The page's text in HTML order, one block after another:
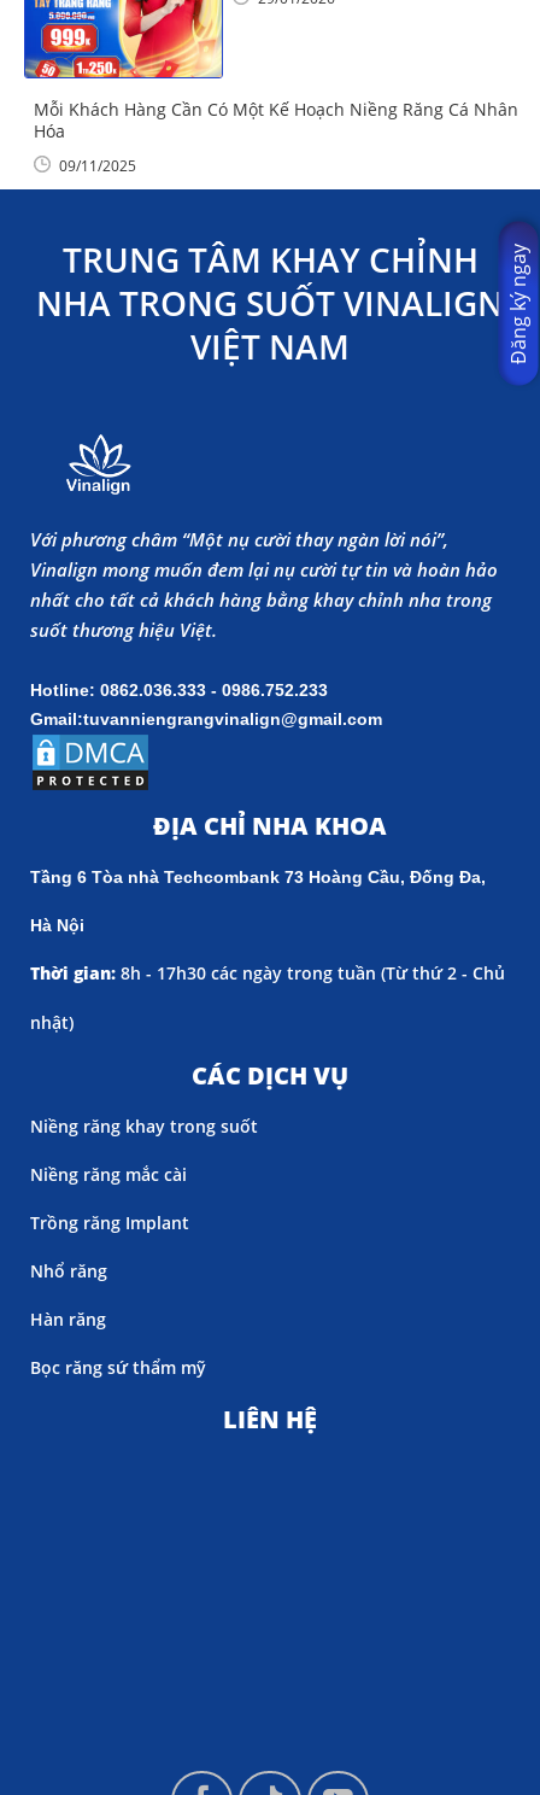
Mỗi Khách Hàng Cần Có Một Kế Hoạch Niềng Răng Cá Nhân
Hóa
09/11/2025
TRUNG TÂM KHAY CHỈNH
NHA TRONG SUỐT VINALIGN
VIỆT NAM
Với phương châm “Một nụ cười thay ngàn lời nói”,
Vinalign mong muốn đem lại nụ cười tự tin và hoàn hảo
nhất cho tất cả khách hàng bằng khay chỉnh nha trong
suốt thương hiệu Việt.
Hotline: 0862.036.333 - 0986.752.233
Gmail:tuvanniengrangvinalign@gmail.com
ĐỊA CHỈ NHA KHOA
Tầng 6 Tòa nhà Techcombank 73 Hoàng Cầu, Đống Đa,
Hà Nội
Thời gian: 8h - 17h30 các ngày trong tuần (Từ thứ 2 - Chủ
nhật)
CÁC DỊCH VỤ
Niềng răng khay trong suốt
Niềng răng mắc cài
Trồng răng Implant
Nhổ răng
Hàn răng
Bọc răng sứ thẩm mỹ
LIÊN HỆ
Đăng ký ngay